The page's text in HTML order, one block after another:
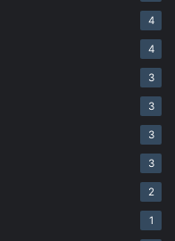
4
4
3
3
3
3
2
1